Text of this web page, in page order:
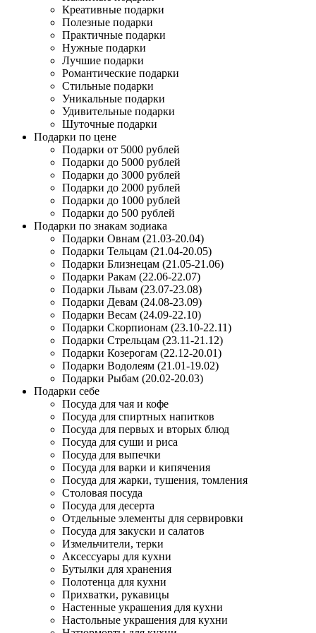
Креативные подарки
Полезные подарки
Практичные подарки
Нужные подарки
Лучшие подарки
Романтические подарки
Стильные подарки
Уникальные подарки
Удивительные подарки
Шуточные подарки
Подарки по цене
Подарки от 5000 рублей
Подарки до 5000 рублей
Подарки до 3000 рублей
Подарки до 2000 рублей
Подарки до 1000 рублей
Подарки до 500 рублей
Подарки по знакам зодиака
Подарки Овнам (21.03-20.04)
Подарки Тельцам (21.04-20.05)
Подарки Близнецам (21.05-21.06)
Подарки Ракам (22.06-22.07)
Подарки Львам (23.07-23.08)
Подарки Девам (24.08-23.09)
Подарки Весам (24.09-22.10)
Подарки Скорпионам (23.10-22.11)
Подарки Стрельцам (23.11-21.12)
Подарки Козерогам (22.12-20.01)
Подарки Водолеям (21.01-19.02)
Подарки Рыбам (20.02-20.03)
Подарки себе
Посуда для чая и кофе
Посуда для спиртных напитков
Посуда для первых и вторых блюд
Посуда для суши и риса
Посуда для выпечки
Посуда для варки и кипячения
Посуда для жарки, тушения, томления
Столовая посуда
Посуда для десерта
Отдельные элементы для сервировки
Посуда для закуски и салатов
Измельчители, терки
Аксессуары для кухни
Бутылки для хранения
Полотенца для кухни
Прихватки, рукавицы
Настенные украшения для кухни
Настольные украшения для кухни